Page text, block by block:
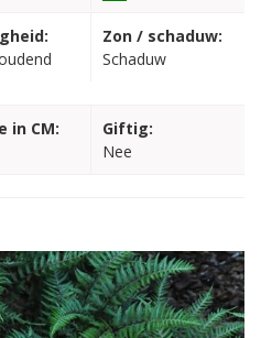
Zon / schaduw:
Schaduw
in CM:
Giftig:
Nee